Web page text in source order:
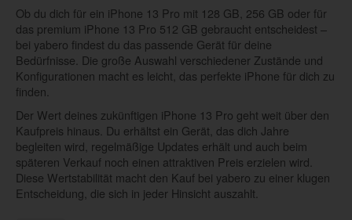
Ob du dich für ein iPhone 13 Pro mit 128 GB, 256 GB oder für
das premium iPhone 13 Pro 512 GB gebraucht entscheidest –
bei yabero findest du das passende Gerät für deine
Bedürfnisse. Die große Auswahl verschiedener Zustände und
Konfigurationen macht es leicht, das perfekte iPhone für dich zu
finden.
Der Wert deines zukünftigen iPhone 13 Pro geht weit über den
Kaufpreis hinaus. Du erhältst ein Gerät, das dich Jahre
begleiten wird, regelmäßige Updates erhält und auch beim
späteren Verkauf noch einen attraktiven Preis erzielen wird.
Diese Wertstabilität macht den Kauf bei yabero zu einer klugen
Entscheidung, die sich in jeder Hinsicht auszahlt.